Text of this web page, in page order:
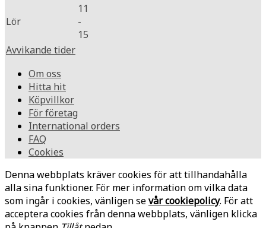
Lör
11
-
15
Avvikande tider
Om oss
Hitta hit
Köpvillkor
För företag
International orders
FAQ
Cookies
Denna webbplats kräver cookies för att tillhandahålla
alla sina funktioner. För mer information om vilka data
som ingår i cookies, vänligen sevår cookiepolicy. För att
acceptera cookies från denna webbplats, vänligen klicka